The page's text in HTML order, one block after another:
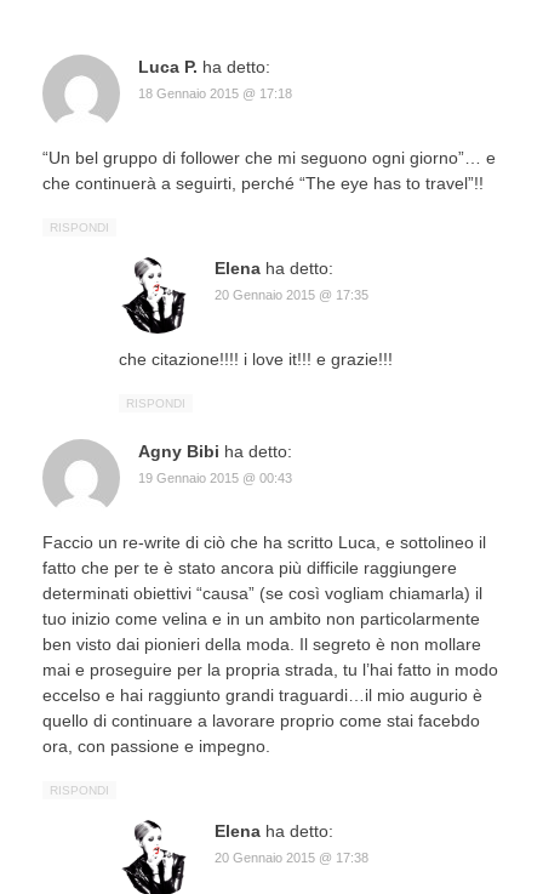
Luca P. ha detto:
18 Gennaio 2015 @ 17:18
“Un bel gruppo di follower che mi seguono ogni giorno”… e
che continuerà a seguirti, perché “The eye has to travel”!!
RISPONDI
Elena ha detto:
20 Gennaio 2015 @ 17:35
che citazione!!!! i love it!!! e grazie!!!
RISPONDI
Agny Bibi ha detto:
19 Gennaio 2015 @ 00:43
Faccio un re-write di ciò che ha scritto Luca, e sottolineo il
fatto che per te è stato ancora più difficile raggiungere
determinati obiettivi “causa” (se così vogliam chiamarla) il
tuo inizio come velina e in un ambito non particolarmente
ben visto dai pionieri della moda. Il segreto è non mollare
mai e proseguire per la propria strada, tu l’hai fatto in modo
eccelso e hai raggiunto grandi traguardi…il mio augurio è
quello di continuare a lavorare proprio come stai facebdo
ora, con passione e impegno.
RISPONDI
Elena ha detto:
20 Gennaio 2015 @ 17:38